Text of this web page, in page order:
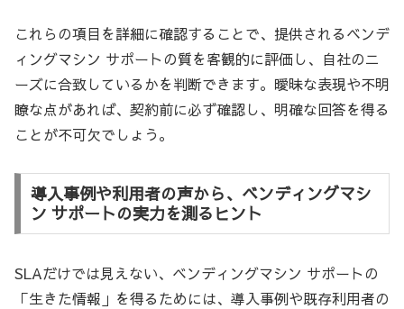
これらの項目を詳細に確認することで、提供されるベンデ
ィングマシン サポートの質を客観的に評価し、自社のニ
ーズに合致しているかを判断できます。曖昧な表現や不明
瞭な点があれば、契約前に必ず確認し、明確な回答を得る
ことが不可欠でしょう。
導入事例や利用者の声から、ベンディングマシ
ン サポートの実力を測るヒント
SLAだけでは見えない、ベンディングマシン サポートの
「生きた情報」を得るためには、導入事例や既存利用者の